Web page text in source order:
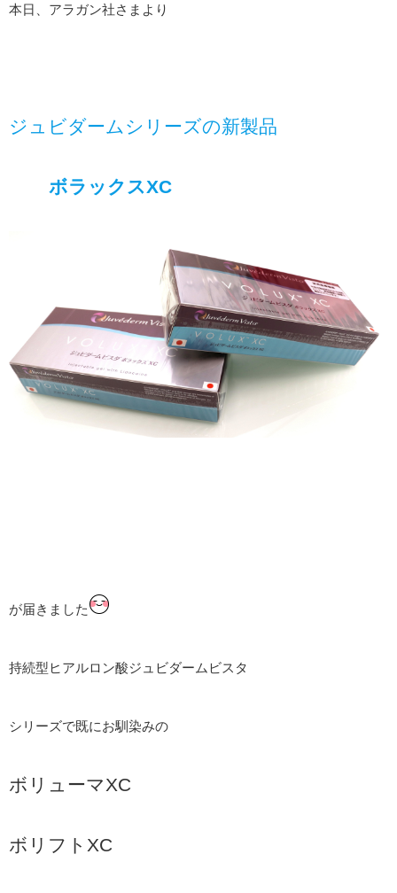
本日、アラガン社さまより
ジュビダームシリーズの新製品
ボラックスXC
が届きました
持続型ヒアルロン酸ジュビダームビスタ
シリーズで既にお馴染みの
ボリューマXC
ボリフトXC